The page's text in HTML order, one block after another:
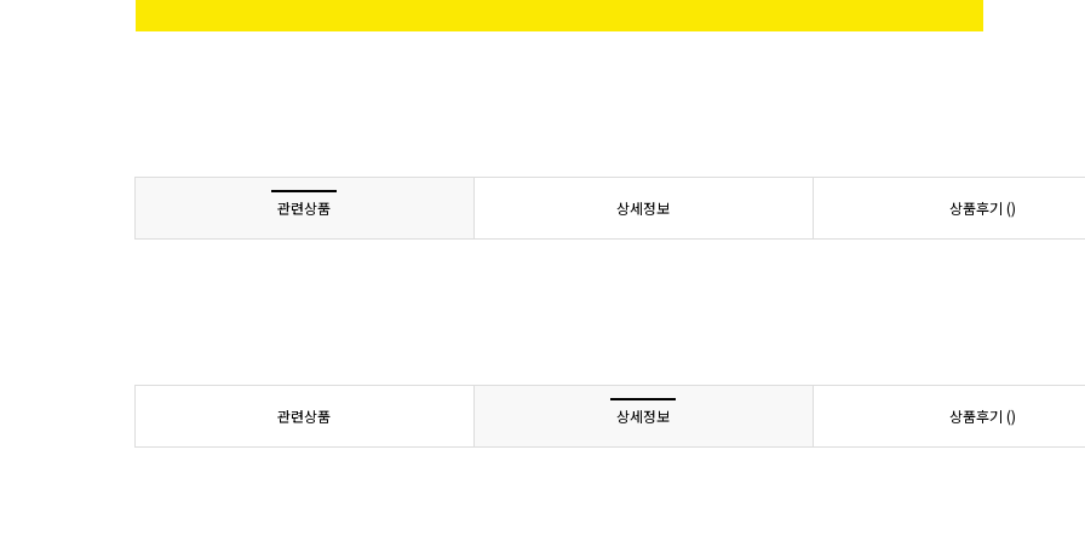
관련상품 상세정보 상품후기 ()
관련상품 상세정보 상품후기 ()